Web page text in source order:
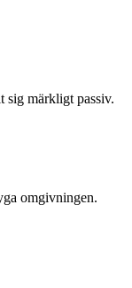
sig märkligt passiv.
omgivningen.